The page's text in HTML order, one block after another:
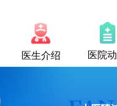
医生介绍 医院